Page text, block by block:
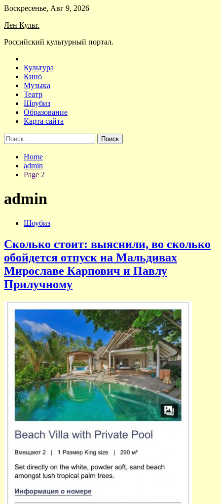
Skip
content
Воскресенье, Авг 9, 2026
Лен Культ.
Российский культурный портал.
Культура
Кино
Музыка
Театр
Шоубиз
Образование
Карта сайта
Найти:
Home
admin
Page 2
admin
Шоубиз
Сколько стоит: выяснили, во сколько
обойдется отпуск на Мальдивах
Мирославе Карпович и Павлу
Прилучному